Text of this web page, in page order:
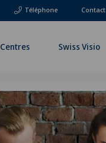
Téléphone Contact
Centres Swiss Visio